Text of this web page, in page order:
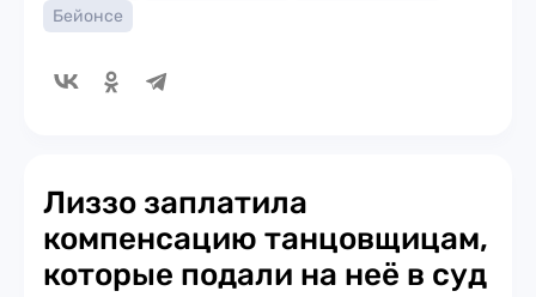
Бейонсе
Лиззо заплатила
компенсацию танцовщицам,
которые подали на неё в суд